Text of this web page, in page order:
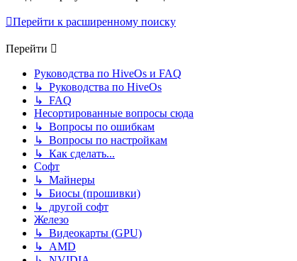
Перейти к расширенному поиску
Перейти
Руководства по HiveOs и FAQ
↳ Руководства по HiveOs
↳ FAQ
Несортированные вопросы сюда
↳ Вопросы по ошибкам
↳ Вопросы по настройкам
↳ Как сделать...
Софт
↳ Майнеры
↳ Биосы (прошивки)
↳ другой софт
Железо
↳ Видеокарты (GPU)
↳ AMD